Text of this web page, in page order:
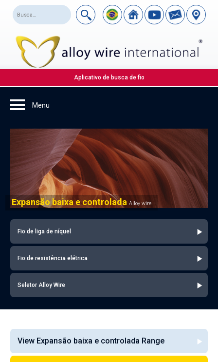
Aplicativo de busca de fio
Expansão baixa e controlada Alloy wire
Fio de liga de níquel
Fio de resistência elétrica
Seletor Alloy Wire
View Expansão baixa e controlada Range